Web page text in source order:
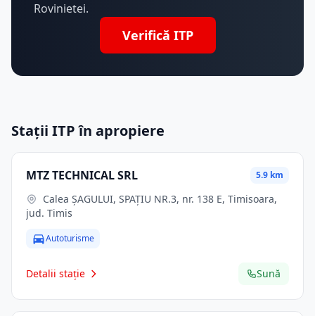
Rovinietei.
Verifică ITP
Stații ITP în apropiere
MTZ TECHNICAL SRL 5.9 km
jud. Timis
Autoturisme
Detalii stație Sună